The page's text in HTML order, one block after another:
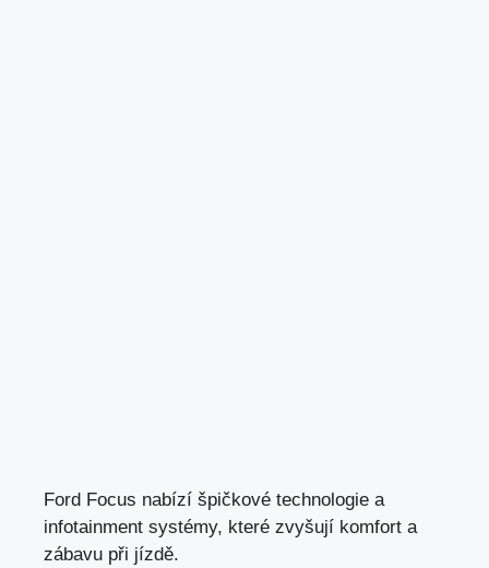
Ford Focus nabízí špičkové technologie a
infotainment systémy, které zvyšují komfort a
zábavu při jízdě.